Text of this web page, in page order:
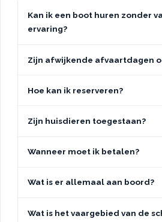
Kan ik een boot huren zonder
ervaring?
Zijn afwijkende afvaartdagen
Hoe kan ik reserveren?
Zijn huisdieren toegestaan?
Wanneer moet ik betalen?
Wat is er allemaal aan boord?
Wat is het vaargebied van de